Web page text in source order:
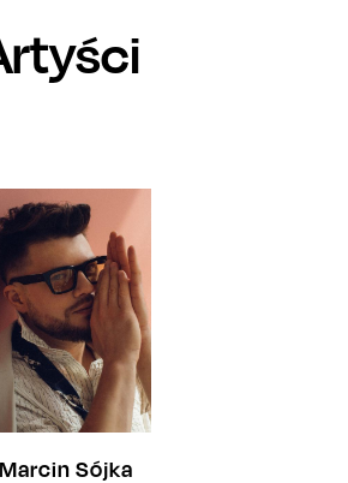
Marcin Sójka